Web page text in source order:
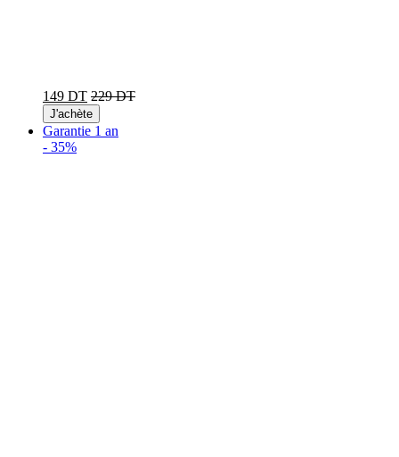
149 DT 229 DT
J'achète
Garantie 1 an
- 35%